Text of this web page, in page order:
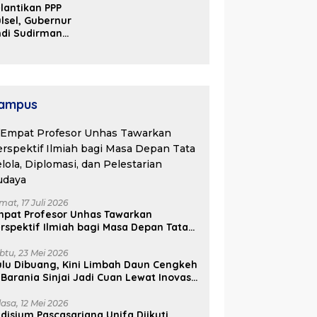
PPP
Gubernur
Sudirman
17 Juli 2026
Profesor Unhas Tawarkan
Ilmiah bagi Masa Depan Tata
23 Mei 2026
Dibuang, Kini Limbah Daun Cengkeh
Sinjai Jadi Cuan Lewat Inovasi
12 Mei 2026